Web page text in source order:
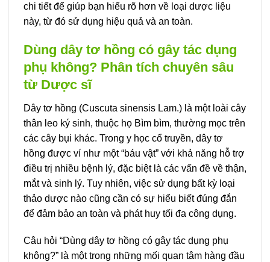
chi tiết để giúp bạn hiểu rõ hơn về loại dược liệu
này, từ đó sử dụng hiệu quả và an toàn.
Dùng dây tơ hồng có gây tác dụng
phụ không? Phân tích chuyên sâu
từ Dược sĩ
Dây tơ hồng (Cuscuta sinensis Lam.) là một loài cây
thân leo ký sinh, thuộc họ Bìm bìm, thường mọc trên
các cây bụi khác. Trong y học cổ truyền, dây tơ
hồng được ví như một “báu vật” với khả năng hỗ trợ
điều trị nhiều bệnh lý, đặc biệt là các vấn đề về thận,
mắt và sinh lý. Tuy nhiên, việc sử dụng bất kỳ loại
thảo dược nào cũng cần có sự hiểu biết đúng đắn
để đảm bảo an toàn và phát huy tối đa công dụng.
Câu hỏi “Dùng dây tơ hồng có gây tác dụng phụ
không?” là một trong những mối quan tâm hàng đầu